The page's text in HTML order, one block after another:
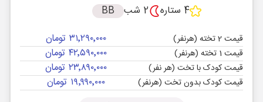
4 ستاره
2 شب BB
قیمت 2 تخته (هرنفر) ۳۱٬۲۹۰٬۰۰۰ تومان
قیمت 1 تخته (هرنفر) ۴۲٬۵۹۰٬۰۰۰ تومان
قیمت کودک با تخت (هر نفر) ۲۳٬۸۹۰٬۰۰۰ تومان
قیمت کودک بدون تخت (هرنفر) ۱۹٬۹۹۰٬۰۰۰ تومان